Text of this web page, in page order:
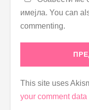
имејла. You can
commenting.
This site uses
your comment